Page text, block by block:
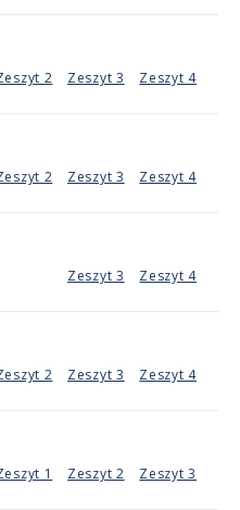
2 Zeszyt 3 Zeszyt 4
2 Zeszyt 3 Zeszyt 4
Zeszyt 3 Zeszyt 4
2 Zeszyt 3 Zeszyt 4
1 Zeszyt 2 Zeszyt 3